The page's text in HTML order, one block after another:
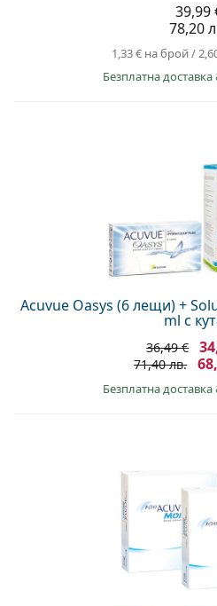
39,99
78,20
1,33 € на брой/
Безплатна доставка
Acuvue Oasys (6 лещи) +
ml с
36,49 €
71,40 лв.
Безплатна доставка